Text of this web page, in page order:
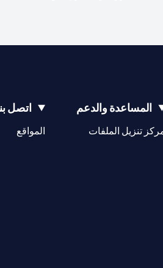
المساعدة والدعم
تنزيل الملفات
اتصل
المواقع
(opens in a new tab)